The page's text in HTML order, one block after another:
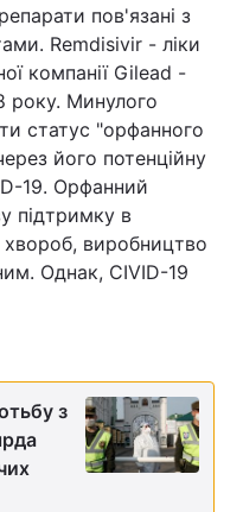
пов'язані з
Remdisivir - ліки
компанії Gilead -
року. Минулого
статус "орфанного
його потенційну
19. Орфанний
підтримку в
хвороб, виробництво
Однак, CIVID-19
з